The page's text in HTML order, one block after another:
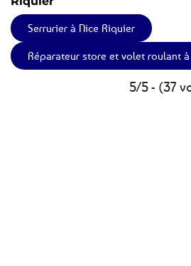
Serrurier à Nice Riquier
Réparateur store et volet roulant
5/5 - (37